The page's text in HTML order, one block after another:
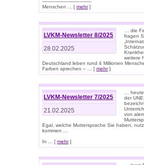
---------------------------------
Menschen ... [ mehr]
LVKM-Newsletter 8/2025
28.02.2025
… die
fragen
weitere
Deutschland leben rund 4 Millionen
Farben sprechen – ... [ mehr]
LVKM-Newsletter 7/2025
21.02.2025
…
der
von
Egal, welche Muttersprache Sie haben,
kommen …
In ... [ mehr]